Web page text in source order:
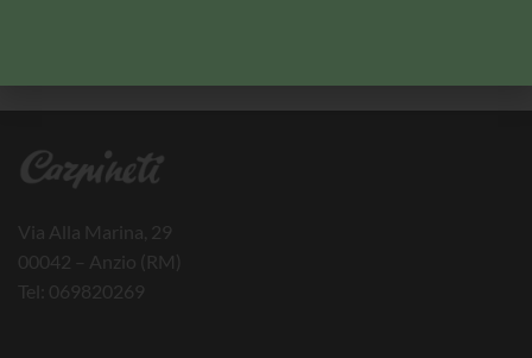
Via Alla Marina, 29
00042 – Anzio (RM)
Tel: 069820269